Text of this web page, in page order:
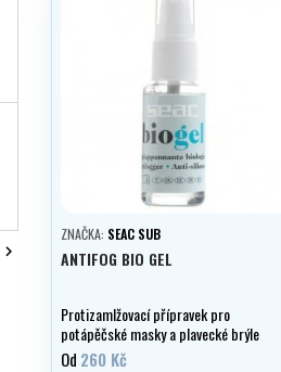

ZNAČKA: SEAC SUB
ANTIFOG BIO GEL
Protizamlžovací přípravek pro
potápěčské masky a plavecké brýle
s BIO složením. Varianta 15 a 30 ml.
Od 260 Kč